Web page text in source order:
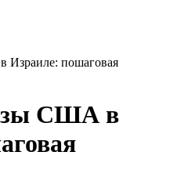
пошаговая
США в